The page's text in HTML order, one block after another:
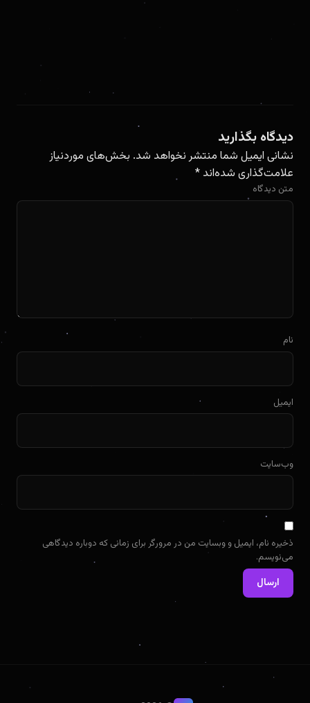
دیدگاه بگذارید
نشانی ایمیل شما منتشر نخواهد شد. بخش‌های موردنیاز
علامت‌گذاری شده‌اند *
متن دیدگاه
نام
ایمیل
وب‌سایت
ذخیره نام، ایمیل و وبسایت من در مرورگر برای زمانی که دوباره دیدگاهی
می‌نویسم.